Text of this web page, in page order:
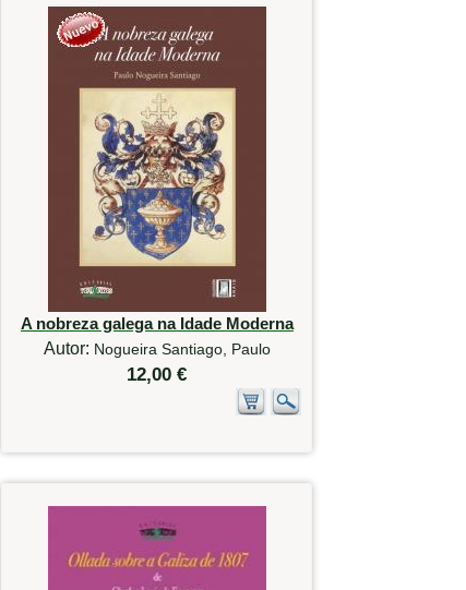
A nobreza galega na Idade Moderna
Autor: Nogueira Santiago, Paulo
12,00 €